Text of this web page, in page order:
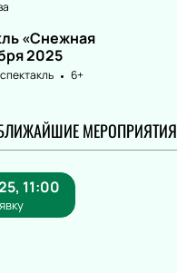
«Снежная
2025
6+
МЕРОПРИЯТИЯ